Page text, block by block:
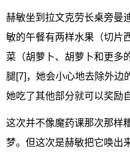
赫敏坐到拉文克劳长桌旁曼
敏的午餐有两样水果（切片
菜（胡萝卜、胡萝卜和更多
腿[7]，她会小心地去除外边
她吃了其他部分就可以奖励
这次并不像魔药课那次那样
梦。但这次是赫敏把它唤出